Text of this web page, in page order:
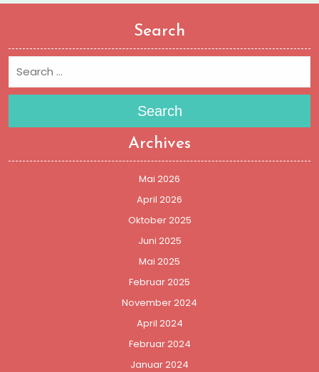
Search
Search
Archives
Mai 2026
April 2026
Oktober 2025
Juni 2025
Mai 2025
Februar 2025
November 2024
April 2024
Februar 2024
Januar 2024